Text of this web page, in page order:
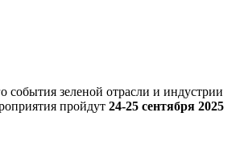
зеленой отрасли и индустрии
пройдут 24-25 сентября 2025